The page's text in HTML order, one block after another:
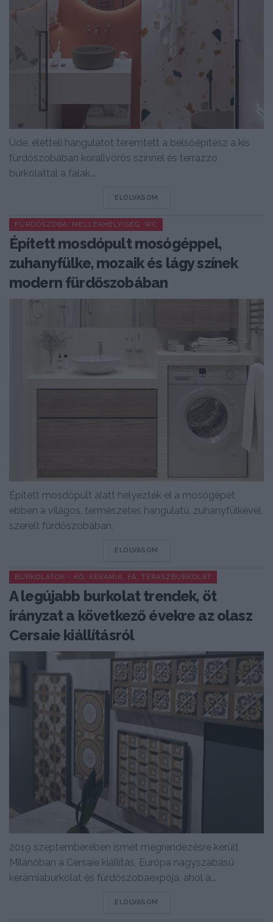
Üde, életteli hangulatot teremtett a belsőépítész a kis
fürdőszobában korallvörös színnel és terrazzo
burkolattal a falak...
ELOLVASOM
FÜRDŐSZOBA, MELLÉKHELYISÉG, WC
Épített mosdópult mosógéppel,
zuhanyfülke, mozaik és lágy színek
modern fürdőszobában
Épített mosdópult alatt helyezték el a mosógépet
ebben a világos, természetes hangulatú, zuhanyfülkével
szerelt fürdőszobában.
ELOLVASOM
BURKOLATOK - KŐ, KERÁMIA, FA, TERASZBURKOLAT
A legújabb burkolat trendek, öt
irányzat a következő évekre az olasz
Cersaie kiállításról
2019 szeptemberében ismét megrendezésre került
Milánóban a Cersaie kiállítás, Európa nagyszabású
kerámiaburkolat és fürdőszobaexpója, ahol a...
ELOLVASOM